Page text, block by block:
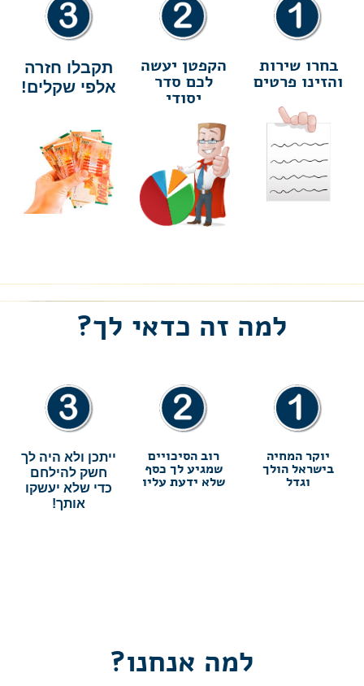
בחרו שירות
והזינו פרטים
הקפטן יעשה
לכם סדר
יסודי
תקבלו חזרה
אלפי שקלים!
למה זה כדאי לך?
יוקר המחיה
בישראל הולך
וגדל
רוב הסיכויים
שמגיע לך כסף
שלא ידעת עליו
ייתכן ולא היה לך
חשק להילחם
כדי שלא יעשקו
אותך!
למה אנחנו?